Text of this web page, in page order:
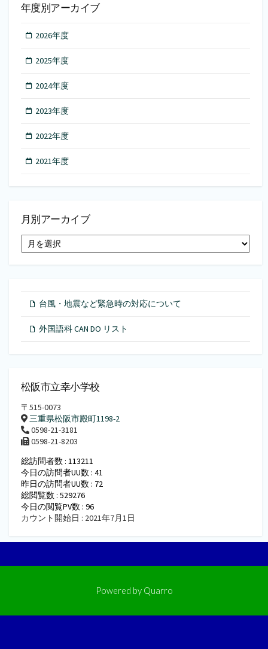
年度別アーカイブ
2026年度
2025年度
2024年度
2023年度
2022年度
2021年度
月別アーカイブ
別
台風・地震など緊急時の対応について
外国語科 CAN DO リスト
松阪市立幸小学校
〒515-0073
三重県松阪市殿町1198-2
0598-21-3181
0598-21-8203
総訪問者数 : 113211
今日の訪問者UU数 : 41
昨日の訪問者UU数 : 72
総閲覧数 : 529276
今日の閲覧PV数 : 96
カウント開始日 : 2021年7月1日
Powered by Quarro